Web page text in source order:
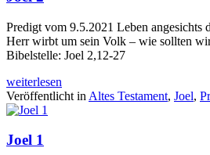
Predigt vom 9.5.2021 Leben angesichts
Herr wirbt um sein Volk – wie sollten
Bibelstelle: Joel 2,12-27
weiterlesen
Veröffentlicht in Altes Testament, Joel,
Joel 1